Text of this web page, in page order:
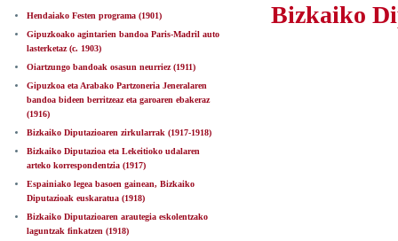
Hendaiako Festen programa (1901)
Gipuzkoako agintarien bandoa Paris-Madril auto
lasterketaz (c. 1903)
Oiartzungo bandoak osasun neurriez (1911)
Gipuzkoa eta Arabako Partzoneria Jeneralaren
bandoa bideen berritzeaz eta garoaren ebakeraz
(1916)
Bizkaiko Diputazioaren zirkularrak (1917-1918)
Bizkaiko Diputazioa eta Lekeitioko udalaren
arteko korrespondentzia (1917)
Espainiako legea basoen gainean, Bizkaiko
Diputazioak euskaratua (1918)
Bizkaiko Diputazioaren arautegia eskolentzako
laguntzak finkatzen (1918)
Bizkaiko